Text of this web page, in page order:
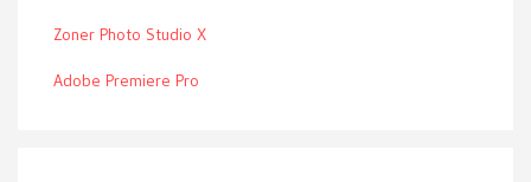
Zoner Photo Studio X
Adobe Premiere Pro